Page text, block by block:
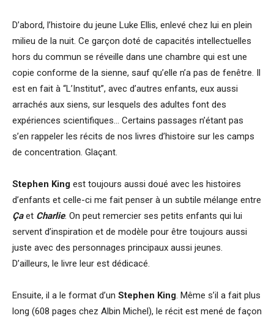
D’abord, l’histoire du jeune Luke Ellis, enlevé chez lui en plein
milieu de la nuit. Ce garçon doté de capacités intellectuelles
hors du commun se réveille dans une chambre qui est une
copie conforme de la sienne, sauf qu’elle n’a pas de fenêtre. Il
est en fait à “L’Institut”, avec d’autres enfants, eux aussi
arrachés aux siens, sur lesquels des adultes font des
expériences scientifiques… Certains passages n’étant pas
s’en rappeler les récits de nos livres d’histoire sur les camps
de concentration. Glaçant.
Stephen King est toujours aussi doué avec les histoires
d’enfants et celle-ci me fait penser à un subtile mélange entre
Çaet Charlie. On peut remercier ses petits enfants qui lui
servent d’inspiration et de modèle pour être toujours aussi
juste avec des personnages principaux aussi jeunes.
D’ailleurs, le livre leur est dédicacé.
Ensuite, il a le format d’un Stephen King. Même s’il a fait plus
long (608 pages chez Albin Michel), le récit est mené de façon